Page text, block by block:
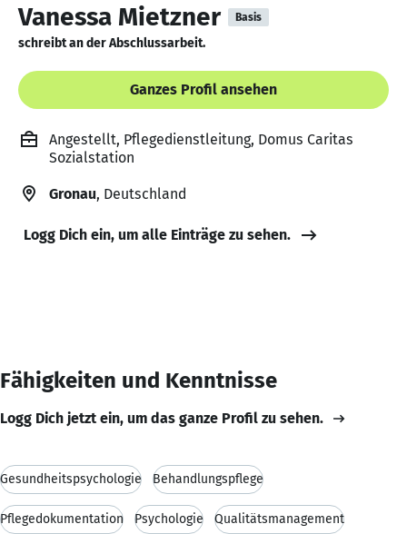
Vanessa Mietzner Basis
schreibt an der Abschlussarbeit.
Ganzes Profil ansehen
Angestellt, Pflegedienstleitung, Domus Caritas
Sozialstation
Gronau, Deutschland
Logg Dich ein, um alle Einträge zu sehen.
Fähigkeiten und Kenntnisse
Logg Dich jetzt ein, um das ganze Profil zu sehen.
Gesundheitspsychologie Behandlungspflege
Pflegedokumentation Psychologie Qualitätsmanagement